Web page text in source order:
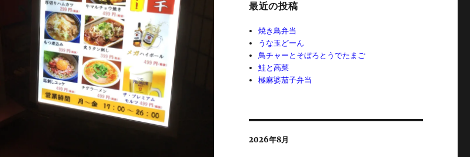
最近の投稿
焼き鳥弁当
うな玉どーん
鳥チャーとそぼろとうでたまご
鮭と高菜
極麻婆茄子弁当
2026年8月